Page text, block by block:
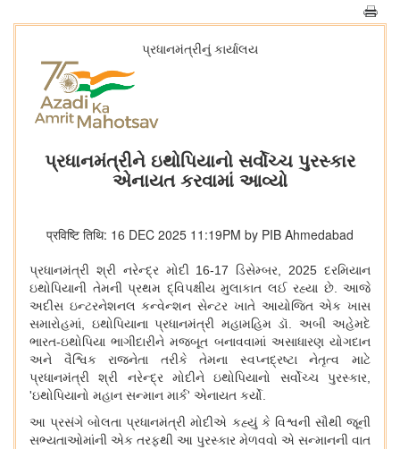
પ્રધાનમંત્રીનું કાર્યાલય
પ્રધાનમંત્રીને ઇથોપિયાનો સર્વોચ્ચ પુરસ્કાર
એનાયત કરવામાં આવ્યો
प्रविष्टि तिथि: 16 DEC 2025 11:19PM by PIB Ahmedabad
પ્રધાનમંત્રી શ્રી નરેન્દ્ર મોદી 16-17 ડિસેમ્બર, 2025 દરમિયાન
ઇથોપિયાની તેમની પ્રથમ દ્વિપક્ષીય મુલાકાત લઈ રહ્યા છે. આજે
અદીસ ઇન્ટરનેશનલ કન્વેન્શન સેન્ટર ખાતે આયોજિત એક ખાસ
સમારોહમાં, ઇથોપિયાના પ્રધાનમંત્રી મહામહિમ ડૉ. અબી અહેમદે
ભારત-ઇથોપિયા ભાગીદારીને મજબૂત બનાવવામાં અસાધારણ યોગદાન
અને વૈશ્વિક રાજનેતા તરીકે તેમના સ્વપ્નદ્રષ્ટા નેતૃત્વ માટે
પ્રધાનમંત્રી શ્રી નરેન્દ્ર મોદીને ઇથોપિયાનો સર્વોચ્ચ પુરસ્કાર,
'ઇથોપિયાનો મહાન સન્માન માર્ક' એનાયત કર્યો.
આ પ્રસંગે બોલતા પ્રધાનમંત્રી મોદીએ કહ્યું કે વિશ્વની સૌથી જૂની
સભ્યતાઓમાંની એક તરફથી આ પુરસ્કાર મેળવવો એ સન્માનની વાત